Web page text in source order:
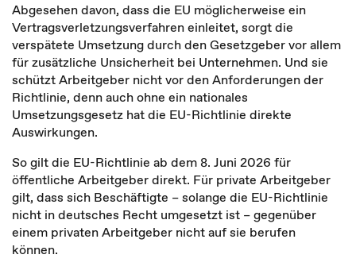
Abgesehen davon, dass die EU möglicherweise ein
Vertragsverletzungsverfahren einleitet, sorgt die
verspätete Umsetzung durch den Gesetzgeber vor allem
für zusätzliche Unsicherheit bei Unternehmen. Und sie
schützt Arbeitgeber nicht vor den Anforderungen der
Richtlinie, denn auch ohne ein nationales
Umsetzungsgesetz hat die EU-Richtlinie direkte
Auswirkungen.
So gilt die EU-Richtlinie ab dem 8. Juni 2026 für
öffentliche Arbeitgeber direkt. Für private Arbeitgeber
gilt, dass sich Beschäftigte – solange die EU-Richtlinie
nicht in deutsches Recht umgesetzt ist – gegenüber
einem privaten Arbeitgeber nicht auf sie berufen
können.